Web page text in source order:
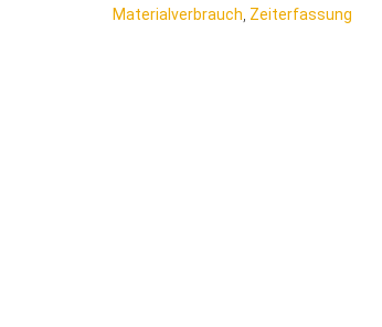
Materialverbrauch Zeiterfassung